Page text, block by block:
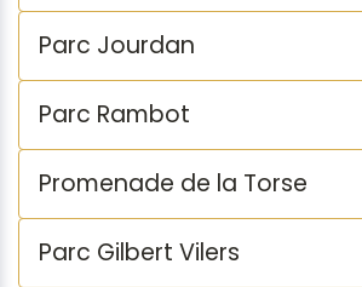
Parc Jourdan
Parc Rambot
Promenade de la Torse
Parc Gilbert Vilers